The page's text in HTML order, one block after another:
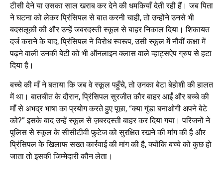
टीसी देने या उसका साल खराब कर देने की धमकियाँ देती रही हैं। जब पिता
ने घटना को लेकर प्रिंसिपल से बात करनी चाही, तो उन्होंने उनसे भी
बदसलूकी की और उन्हें जबरदस्ती स्कूल से बाहर निकाल दिया। शिकायत
दर्ज कराने के बाद, प्रिंसिपल ने विरोध स्वरूप, उसी स्कूल में नौवीं कक्षा में
पढ़ने वाली उनकी बेटी को भी ऑनलाइन क्लास वाले व्हाट्सऐप ग्रुप से हटा
दिया है।
बच्चे की माँ ने बताया कि जब वे स्कूल पहुँचे, तो उनका बेटा बेहोशी की हालत
में था। बातचीत के दौरान, प्रिंसिपल सुरजीत कौर बाहर आईं और बच्चे की
माँ से अभद्र भाषा का प्रयोग करते हुए पूछा, “क्या गुंडा बनाओगी अपने बेटे
को?” इसके बाद उन्हें स्कूल से ज़बरदस्ती बाहर कर दिया गया। परिजनों ने
पुलिस से स्कूल के सीसीटीवी फुटेज को सुरक्षित रखने की मांग की है और
प्रिंसिपल के खिलाफ सख्त कार्रवाई की मांग की है, क्योंकि बच्चे को कुछ हो
जाता तो इसकी जिम्मेदारी कौन लेता।